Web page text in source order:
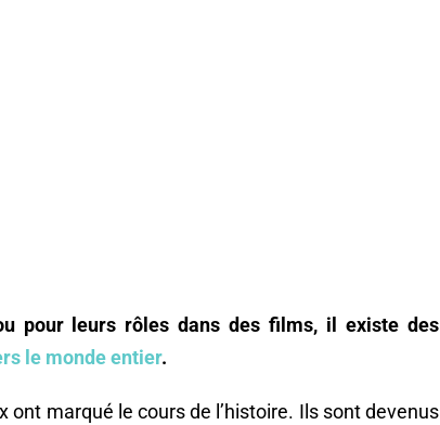
pour leurs rôles dans des films, il existe des
le monde entier.
marqué le cours de l’histoire. Ils sont devenus